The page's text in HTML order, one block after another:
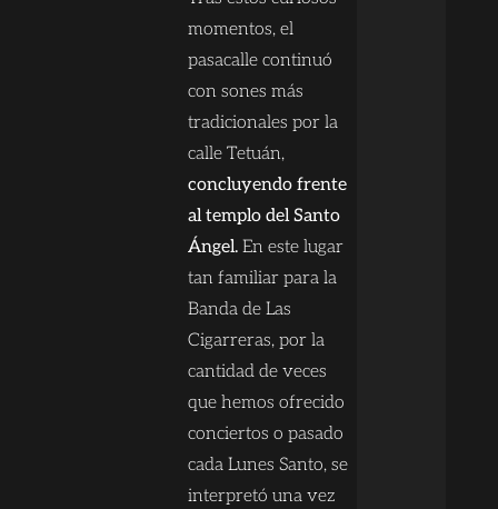
momentos, el
pasacalle continuó
con sones más
tradicionales por la
calle Tetuán,
concluyendo frente
al templo del Santo
Ángel. En este lugar
tan familiar para la
Banda de Las
Cigarreras, por la
cantidad de veces
que hemos ofrecido
conciertos o pasado
cada Lunes Santo, se
interpretó una vez